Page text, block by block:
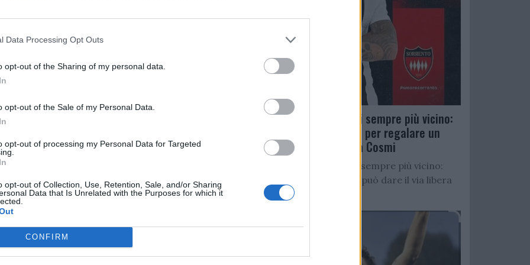
Data Processing Opt Outs
opt-out of the Sharing of my personal data.
opt-out of the Sale of my Personal Data.
opt-out of processing my Personal Data for Targeted
opt-out of Collection, Use, Retention, Sale, and/or Sharing
Data that Is Unrelated with the Purposes for which it
CONFIRM
turno ha battuto il Trapani, pur
sempre per noi una sfida
che sono rimasti fuori nelle
per rientrare: da due settimane si
se manteniamo sempre un pizzico di
come fatto con Cabianca prima della
siamo stati sfortunati. Anche
la maggior parte del lavoro con i
quasi sempre trovato la via del gol in
Abbiamo lavorato comunque in
ultime gare non siamo riusciti a
squadra creato molte situazioni
Salernitana, D’Ursi sempre più vicino:
Faggiano accelera per regalare un
altro attaccante a Cosmi
Salernitana, D’Ursi sempre più vicino:
Starita al Sorrento può dare il via libera
all’operazione